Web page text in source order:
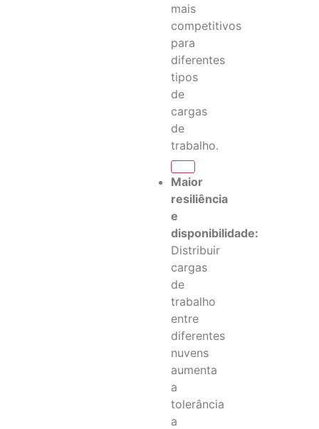
mais
competitivos
para
diferentes
tipos
de
cargas
de
trabalho.
Maior
resiliência
e
disponibilidade:
Distribuir
cargas
de
trabalho
entre
diferentes
nuvens
aumenta
a
tolerância
a